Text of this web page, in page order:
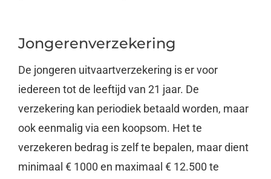
Jongerenverzekering
De jongeren uitvaartverzekering is er voor
iedereen tot de leeftijd van 21 jaar. De
verzekering kan periodiek betaald worden, maar
ook eenmalig via een koopsom. Het te
verzekeren bedrag is zelf te bepalen, maar dient
minimaal € 1000 en maximaal € 12.500 te